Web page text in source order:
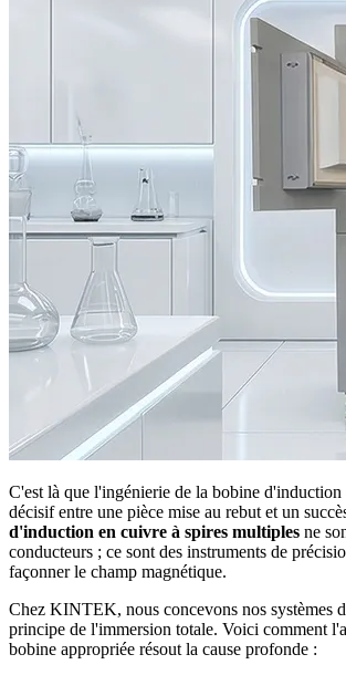
C'est là que l'ingénierie de la bobine
décisif entre une pièce mise au rebut et un
d'induction en cuivre à spires multiples ne
conducteurs ; ce sont des instruments de
façonner le champ magnétique.
Chez KINTEK, nous concevons nos systèmes
principe de l'immersion totale. Voici comment
bobine appropriée résout la cause profonde :